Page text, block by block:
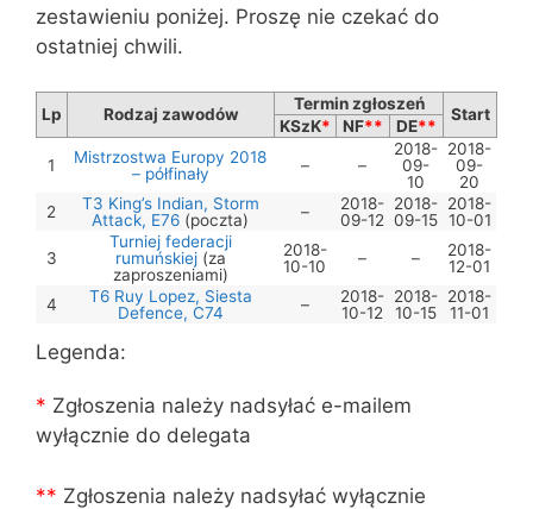
zestawieniu poniżej. Proszę nie czekać do
ostatniej chwili.
Lp Rodzaj zawodów
Termin zgłoszeń
Start
KSzK* NF** DE**
1
Mistrzostwa Europy 2018
– półfinały
– –
2018-
09-
10
2018-
09-
20
2
T3 King’s Indian, Storm
Attack, E76 (poczta) –
2018-
09-12
2018-
09-15
2018-
10-01
3
Turniej federacji
rumuńskiej(za
zaproszeniami)
2018-
10-10
– –
2018-
12-01
4
T6 Ruy Lopez, Siesta
Defence, C74
–
2018-
10-12
2018-
10-15
2018-
11-01
Legenda:
* Zgłoszenia należy nadsyłać e-mailem
wyłącznie do delegata
** Zgłoszenia należy nadsyłać wyłącznie